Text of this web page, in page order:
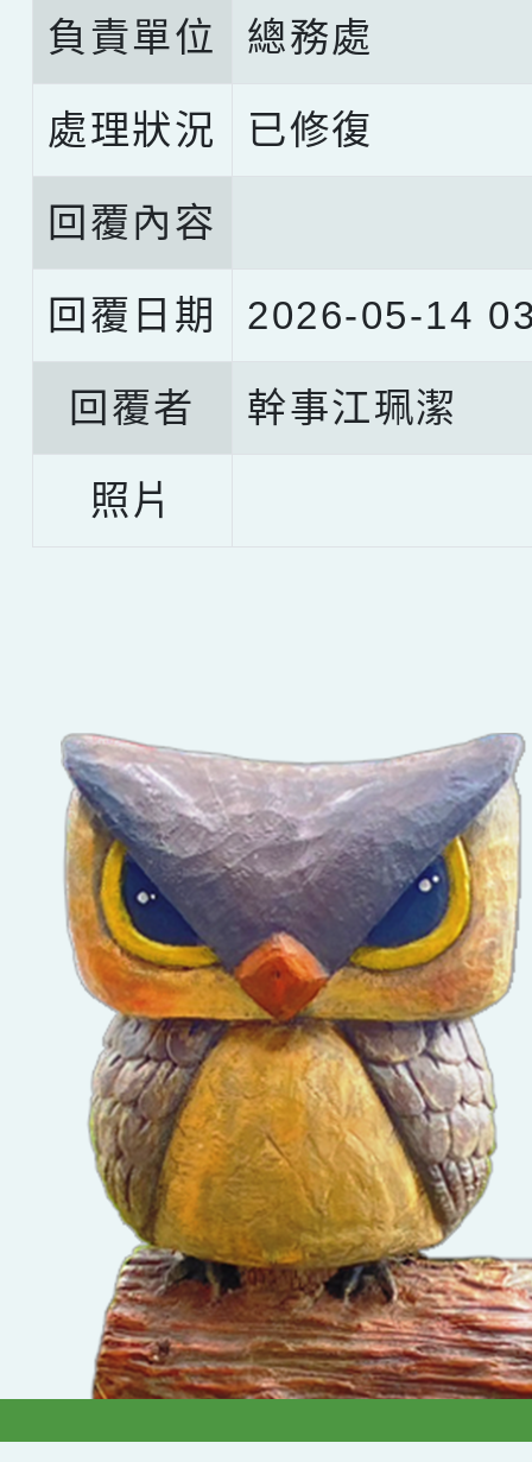
負責單位
總務處
處理狀況 已修復
回覆內容
回覆日期 2026-05-14
回覆者 幹事江珮潔
照片